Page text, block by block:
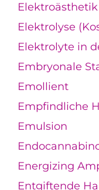
Elektroästhetik
Elektrolyse
Elektrolyte in
Embryonale
Emollient
Empfindliche
Emulsion
Energizing
Entgiftende